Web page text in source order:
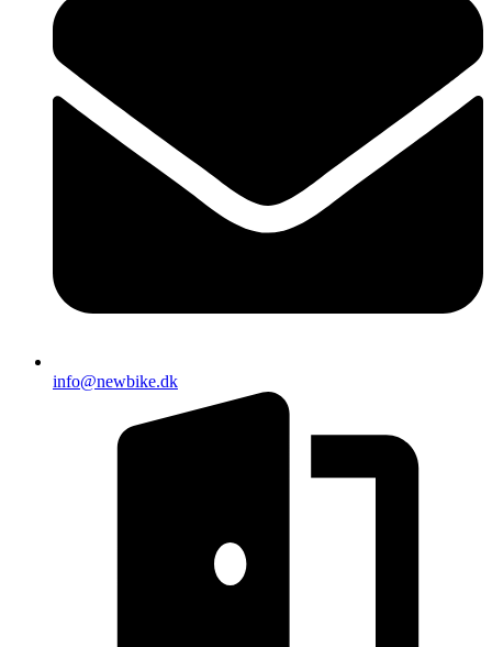
info@newbike.dk